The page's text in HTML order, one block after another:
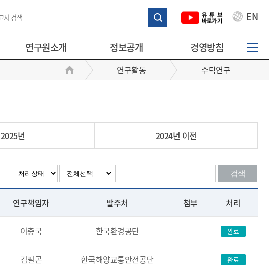
EN
연구원소개 정보공개 경영방침
연구활동 수탁연구
2025년 2024년 이전
검색
연구책임자 발주처 첨부 처리
이충국 한국환경공단 완료
김필곤 한국해양교통안전공단 완료